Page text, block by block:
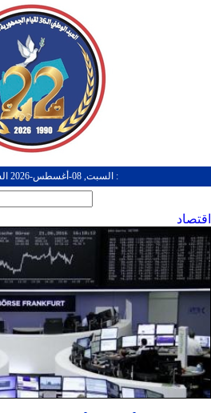
: السبت, 08-أغسطس-2026 الساعة: 10:43 م
اقتصاد